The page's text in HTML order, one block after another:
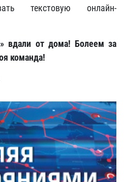
текстовую онлайн-
вдали от дома! Болеем за
команда!